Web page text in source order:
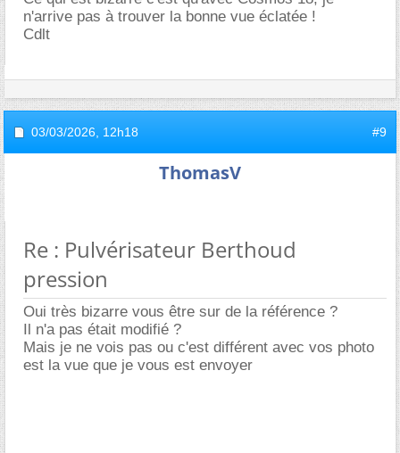
n'arrive pas à trouver la bonne vue éclatée !
Cdlt
03/03/2026, 12h18 #9
ThomasV
Re : Pulvérisateur Berthoud
pression
Oui très bizarre vous être sur de la référence ?
Il n'a pas était modifié ?
Mais je ne vois pas ou c'est différent avec vos photo
est la vue que je vous est envoyer